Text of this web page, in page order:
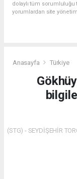
dolaylı tüm sorumluluğu
yorumlardan site
Anasayfa Türkiye
(STG) - SEYDİŞEHİR